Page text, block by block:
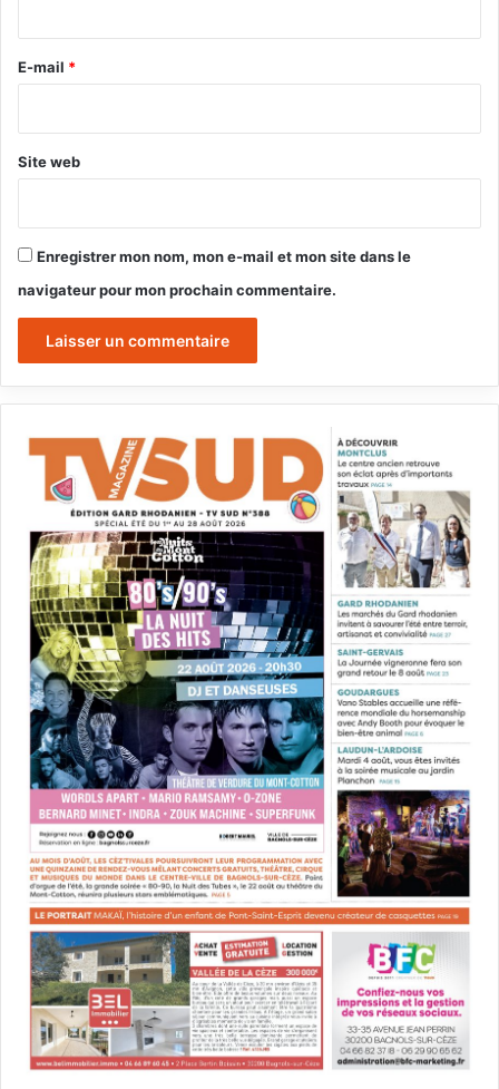
e
E-mail *
Site web
Enregistrer mon nom, mon e-mail et mon site dans le
navigateur pour mon prochain commentaire.